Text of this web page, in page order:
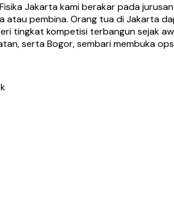
Jakarta kami berakar pada
atau pembina. Orang tua di Jakarta
tingkat kompetisi terbangun sejak
serta Bogor, sembari membuka